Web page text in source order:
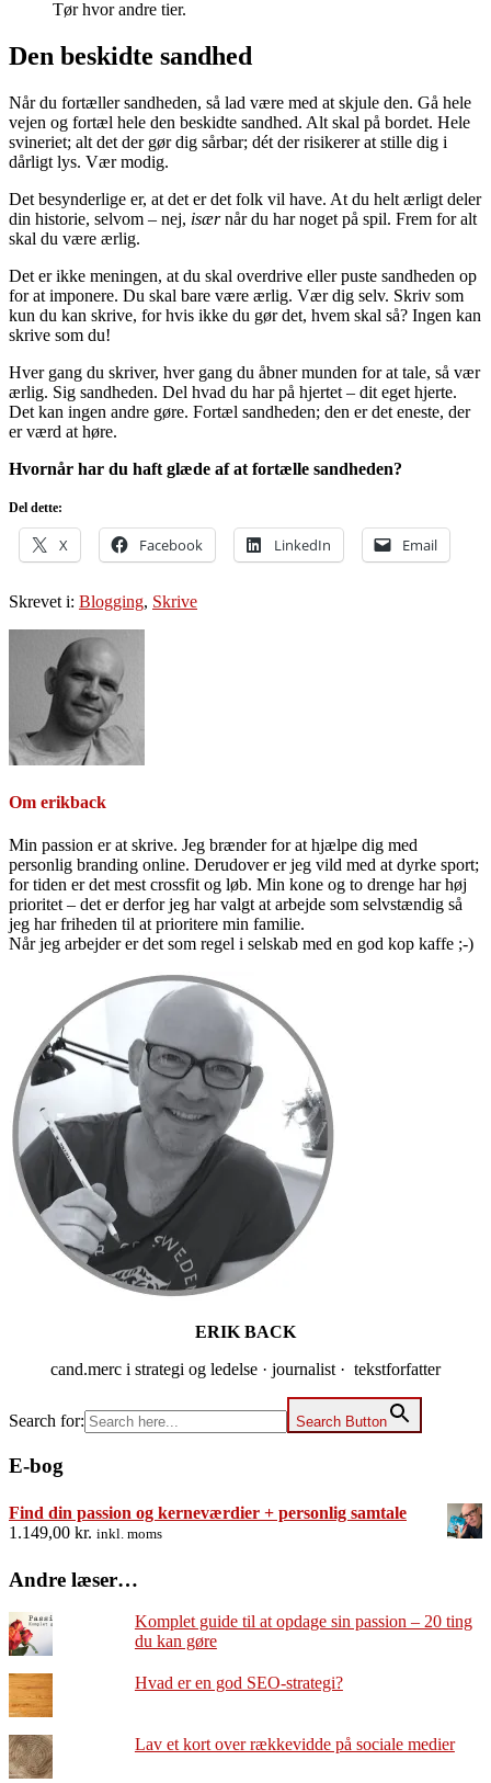
Tør hvor andre tier.
Den beskidte sandhed
Når du fortæller sandheden, så lad være med at skjule den. Gå hele
vejen og fortæl hele den beskidte sandhed. Alt skal på bordet. Hele
svineriet; alt det der gør dig sårbar; dét der risikerer at stille dig i
dårligt lys. Vær modig.
Det besynderlige er, at det er det folk vil have. At du helt ærligt deler
din historie, selvom – nej, isærnår du har noget på spil. Frem for alt
skal du være ærlig.
Det er ikke meningen, at du skal overdrive eller puste sandheden op
for at imponere. Du skal bare være ærlig. Vær dig selv. Skriv som
kun du kan skrive, for hvis ikke du gør det, hvem skal så? Ingen kan
skrive som du!
Hver gang du skriver, hver gang du åbner munden for at tale, så vær
ærlig. Sig sandheden. Del hvad du har på hjertet – dit eget hjerte.
Det kan ingen andre gøre. Fortæl sandheden; den er det eneste, der
er værd at høre.
Hvornår har du haft glæde af at fortælle sandheden?
Del dette:
X Facebook LinkedIn Email
Skrevet i: Blogging, Skrive
Om erikback
Min passion er at skrive. Jeg brænder for at hjælpe dig med
personlig branding online. Derudover er jeg vild med at dyrke sport;
for tiden er det mest crossfit og løb. Min kone og to drenge har høj
prioritet – det er derfor jeg har valgt at arbejde som selvstændig så
jeg har friheden til at prioritere min familie.
Når jeg arbejder er det som regel i selskab med en god kop kaffe ;-)
Sidebar
ERIK BACK
cand.merc i strategi og ledelse · journalist · tekstforfatter
Search for: Search Button
E-bog
Find din passion og kerneværdier + personlig samtale
1.149,00 kr. inkl. moms
Andre læser…
Komplet guide til at opdage sin passion – 20 ting
du kan gøre
Hvad er en god SEO-strategi?
Lav et kort over rækkevidde på sociale medier